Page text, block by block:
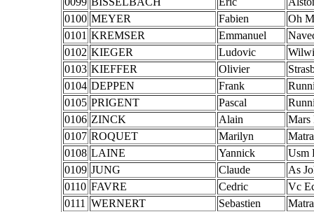
0100 MEYER Fabien
Oh
0101 KREMSER Emmanuel
0102 KIEGER Ludovic
0103 KIEFFER Olivier
0104 DEPPEN Frank
0105 PRIGENT Pascal
0106 ZINCK Alain
Mars
0107 ROQUET Marilyn
0108 LAINE Yannick
Usm
0109 JUNG Claude
As
0110 FAVRE Cedric
Vc
0111
WERNERT Sebastien